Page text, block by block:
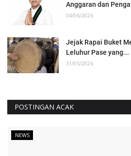
Anggaran dan
04/06/2026
Jejak Rapai Buket
Leluhur Pase yang...
31/05/2026
POSTINGAN ACAK
NEWS